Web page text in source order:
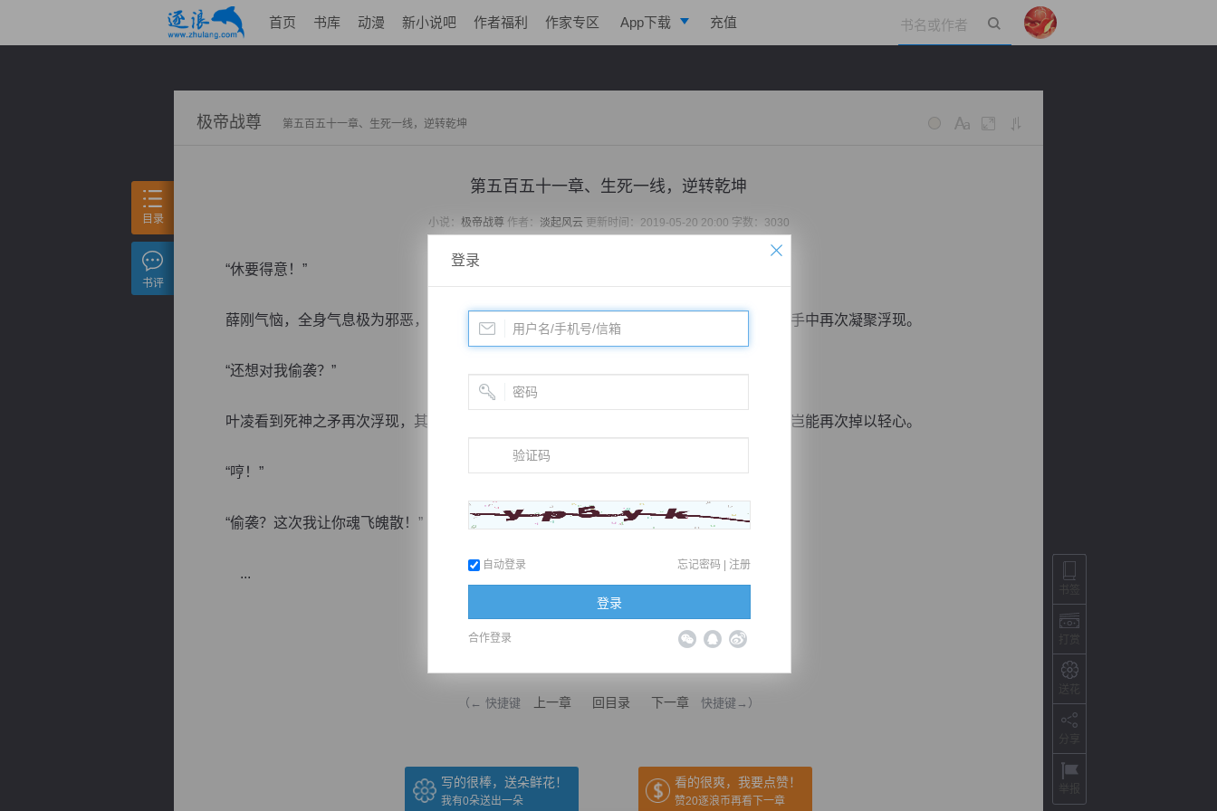
首页 书库 动漫 新小说吧 作者福利 作家专区 App下载 充值
极帝战尊 第五百五十一章、生死一线，逆转乾坤
第五百五十一章、生死一线，逆转乾坤
小说： 极帝战尊作者： 淡起风云更新时间：2019-05-20 20:00 字数：3030
“休要得意！”
薛刚气恼，全身气息极为邪恶，死亡力量在他体内疯狂聚集，消失的死神之矛，竟然在他手中再次凝聚浮现。
“还想对我偷袭？”
叶凌看到死神之矛再次浮现，其眉头一皱，面浮不不屑看向薛刚，经历一次险些中招，他岂能再次掉以轻心。
“哼！”
“偷袭？这次我让你魂飞魄散！”
...
（← 快捷键 上一章 回目录 下一章 快捷键→）
写的很棒，送朵鲜花！
我有0朵送出一朵
看的很爽，我要点赞！
赞20逐浪币再看下一章
目录
书评
登录
自动登录 忘记密码 | 注册
登录
合作登录